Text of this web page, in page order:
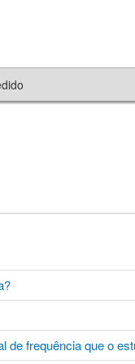
de frequência que o